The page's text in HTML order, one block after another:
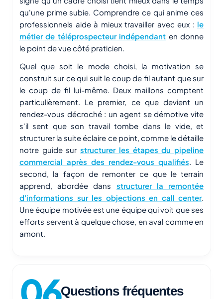
qu'une prime subie. Comprendre ce qui anime ces
professionnels aide à mieux travailler avec eux : le
métier de téléprospecteur indépendant en donne
le point de vue côté praticien.
Quel que soit le mode choisi, la motivation se
construit sur ce qui suit le coup de fil autant que sur
le coup de fil lui-même. Deux maillons comptent
particulièrement. Le premier, ce que devient un
rendez-vous décroché : un agent se démotive vite
s'il sent que son travail tombe dans le vide, et
structurer la suite éclaire ce point, comme le détaille
notre guide surstructurer les étapes du pipeline
commercial après des rendez-vous qualifiés. Le
second, la façon de remonter ce que le terrain
apprend, abordée dans structurer la remontée
d'informations sur les objections en call center.
Une équipe motivée est une équipe qui voit que ses
efforts servent à quelque chose, en aval comme en
amont.
Questions fréquentes